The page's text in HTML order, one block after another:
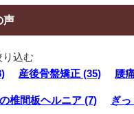
声
込む
産後骨盤矯正 (35) 腰
椎間板ヘルニア (7) ぎ